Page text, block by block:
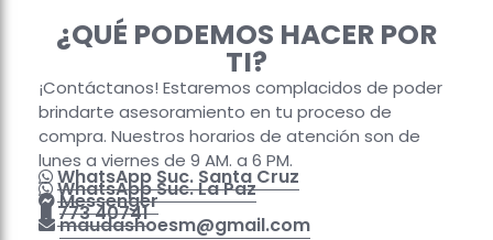
¿QUÉ PODEMOS HACER POR
TI?
¡Contáctanos! Estaremos complacidos de poder
brindarte asesoramiento en tu proceso de
compra. Nuestros horarios de atención son de
lunes a viernes de 9 AM. a 6 PM.
WhatsApp Suc. Santa Cruz
WhatsApp Suc. La Paz
Messenger
773 40741
maudashoesm@gmail.com